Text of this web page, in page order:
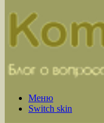
Меню
Switch skin